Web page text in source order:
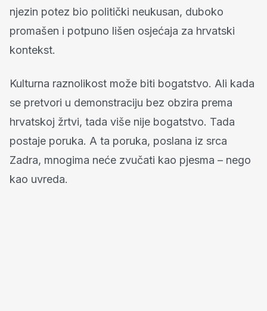
njezin potez bio politički neukusan, duboko
promašen i potpuno lišen osjećaja za hrvatski
kontekst.
Kulturna raznolikost može biti bogatstvo. Ali kada
se pretvori u demonstraciju bez obzira prema
hrvatskoj žrtvi, tada više nije bogatstvo. Tada
postaje poruka. A ta poruka, poslana iz srca
Zadra, mnogima neće zvučati kao pjesma – nego
kao uvreda.